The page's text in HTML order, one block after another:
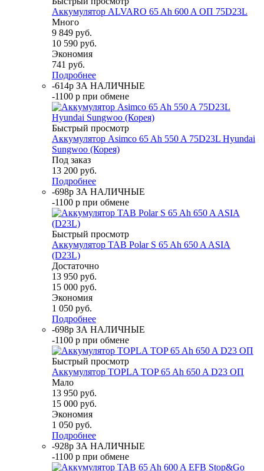
Аккумулятор ALVARO 65 Ah 600 A ОП 75D23L
Много
9 849 руб.
10 590 руб.
Экономия
741 руб.
Подробнее
-614р ЗА НАЛИЧНЫЕ
-1100 р при обмене
Быстрый просмотр
Аккумулятор Asimco 65 Ah 550 A 75D23L Hyundai
Sungwoo (Корея)
Под заказ
13 200 руб.
Подробнее
-698р ЗА НАЛИЧНЫЕ
-1100 р при обмене
Быстрый просмотр
Аккумулятор TAB Polar S 65 Ah 650 A ASIA
(D23L)
Достаточно
13 950 руб.
15 000 руб.
Экономия
1 050 руб.
Подробнее
-698р ЗА НАЛИЧНЫЕ
-1100 р при обмене
Быстрый просмотр
Аккумулятор TOPLA TOP 65 Ah 650 A D23 ОП
Мало
13 950 руб.
15 000 руб.
Экономия
1 050 руб.
Подробнее
-928р ЗА НАЛИЧНЫЕ
-1100 р при обмене